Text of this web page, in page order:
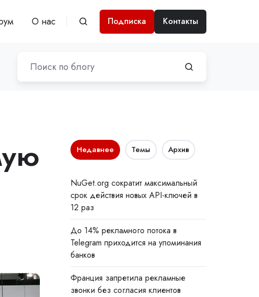
О нас Подписка Контакты
Недавнее Темы Архив
NuGet.org сократит максимальный
срок действия новых API-ключей в
12 раз
До 14% рекламного потока в
Telegram приходится на упоминания
банков
Франция запретила рекламные
звонки без согласия клиентов